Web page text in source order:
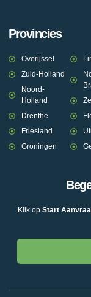
Provincies
Overijssel
Zuid-Holland
Noord-
Holland
Drenthe
Friesland
Groningen
Klik op Start